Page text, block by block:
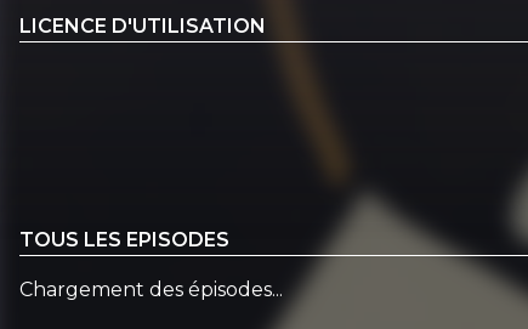
LICENCE D'UTILISATION
TOUS LES EPISODES
Chargement des épisodes...